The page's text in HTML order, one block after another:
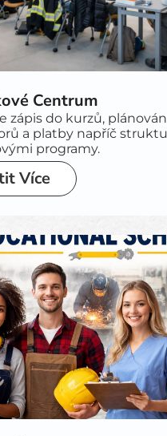
Centrum
zápis do kurzů,
a platby napříč
programy.
Více